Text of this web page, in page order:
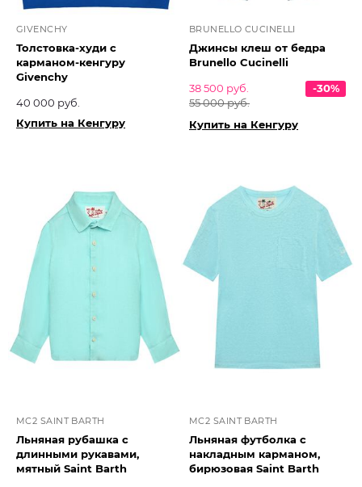
GIVENCHY
Толстовка-худи с
карманом-кенгуру
Givenchy
40 000 руб.
Купить на Кенгуру
BRUNELLO CUCINELLI
Джинсы клеш от бедра
Brunello Cucinelli
38 500 руб.
55 000 руб.
-30%
Купить на Кенгуру
MC2 SAINT BARTH
Льняная рубашка с
длинными рукавами,
мятный Saint Barth
MC2 SAINT BARTH
Льняная футболка с
накладным карманом,
бирюзовая Saint Barth